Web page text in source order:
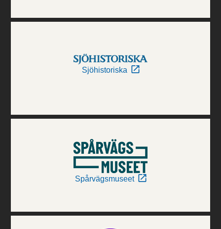
Sjöhistoriska
Spårvägsmuseet